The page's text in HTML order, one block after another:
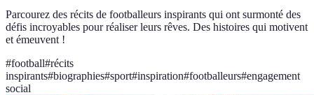
Parcourez des récits de footballeurs inspirants qui ont surmonté des
défis incroyables pour réaliser leurs rêves. Des histoires qui motivent
et émeuvent !
#football#récits
inspirants#biographies#sport#inspiration#footballeurs#engagement
social